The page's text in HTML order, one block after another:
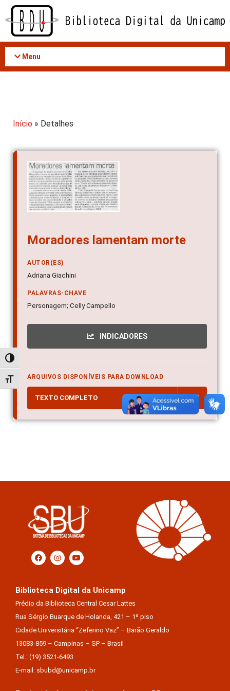
Acessar
conteúdo
Alternar alto contraste
Alternar tamanho da fonte
Menu
Início » Detalhes
Moradores lamentam morte
AUTOR(ES)
Adriana Giachini
PALAVRAS-CHAVE
Personagem; Celly Campello
INDICADORES
ARQUIVOS DISPONÍVEIS PARA DOWNLOAD
TEXTO COMPLETO PDF
Biblioteca Digital da Unicamp
Prédio da Biblioteca Central Cesar Lattes
Rua Sérgio Buarque de Holanda, 421 – 1º piso
Cidade Universitária “Zeferino Vaz” – Barão Geraldo
13083-859 – Campinas – SP – Brasil
Tel.: (19) 3521-6493
E-mail: sbubd@unicamp.br